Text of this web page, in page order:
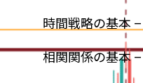
時間戦略の基本
相関関係の基本